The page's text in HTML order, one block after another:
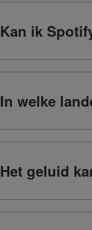
Kan ik
In welke
Het geluid